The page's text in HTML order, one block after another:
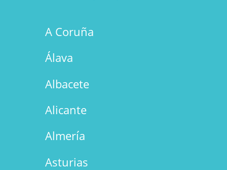
A Coruña
Álava
Albacete
Alicante
Almería
Asturias